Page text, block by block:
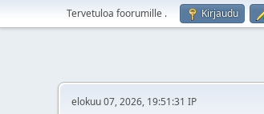
Tervetuloa foorumille . Kirjaudu
elokuu 07, 2026, 19:51:31 IP